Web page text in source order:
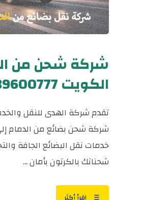
شركة شحن من
الكويت 0539600777
تقدم شركة الهدى للنقل
شركة شحن بضائع من الدمام
خدمات نقل البضائع الجافة
شحناتك بالكرتون بأمان ...
اقرأ أكثر